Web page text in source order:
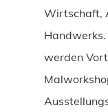
Wirtschaft,
werden